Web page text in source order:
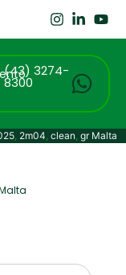
(43) 3274-
8300
, 2m04, clean, gr Malta